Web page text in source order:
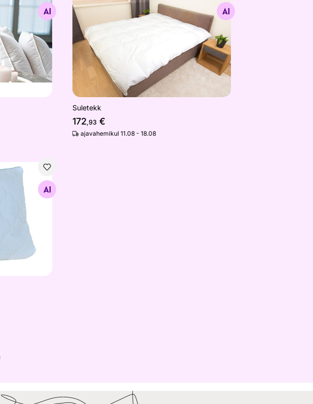
Otsi sarnaseid Otsi sarnaseid
Suletekk
172,93€
ajavahemikul 11.08 - 18.08
Otsi sarnaseid